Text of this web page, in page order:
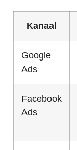
Kanaal
Google
Ads
Facebook
Ads